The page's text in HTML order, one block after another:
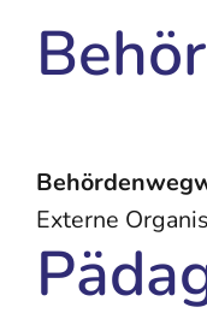
Externe